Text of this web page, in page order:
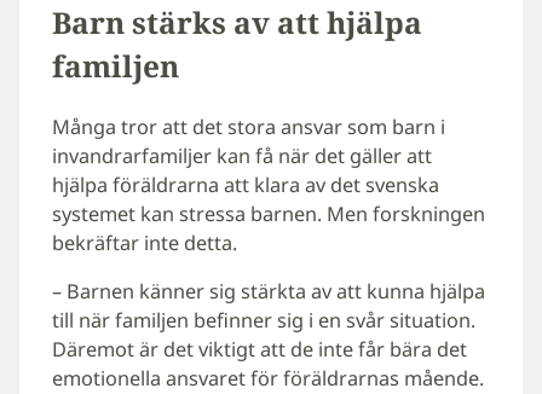
Barn stärks av att hjälpa
familjen
Många tror att det stora ansvar som barn i
invandrarfamiljer kan få när det gäller att
hjälpa föräldrarna att klara av det svenska
systemet kan stressa barnen. Men forskningen
bekräftar inte detta.
– Barnen känner sig stärkta av att kunna hjälpa
till när familjen befinner sig i en svår situation.
Däremot är det viktigt att de inte får bära det
emotionella ansvaret för föräldrarnas mående.